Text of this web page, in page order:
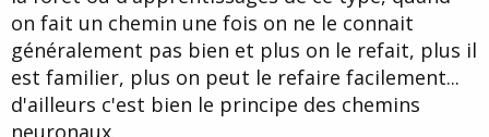
on fait un chemin une fois on ne le connait
généralement pas bien et plus on le refait, plus il
est familier, plus on peut le refaire facilement...
d'ailleurs c'est bien le principe des chemins